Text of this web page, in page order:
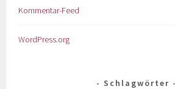
Kommentar-Feed
WordPress.org
Schlagwörter